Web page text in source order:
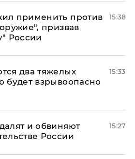
применить против
призвав
России
15:38
два тяжелых
будет взрывоопасно
15:33
и обвиняют
России
15:27